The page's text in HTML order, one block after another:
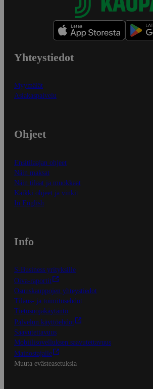
Yhteystiedot
Myymälät
Asiakaspalvelu
Ohjeet
Ensitilaajan ohjeet
Näin maksat
Näin tilaat ja muokkaat
Kaikki ohjeet ja vinkit
In English
Info
S-Business yrityksille
Oiva-raportit
Osuuskauppojen yhteystiedot
Tilaus- ja toimitusehdot
Tietosuojakäytäntö
Palvelun käyttöehdot
Saavutettavuus
Mobiilisovelluksen saavutettavuus
Mainostajalle
Muuta evästeasetuksia